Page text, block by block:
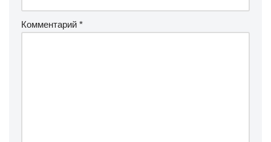
Комментарий *